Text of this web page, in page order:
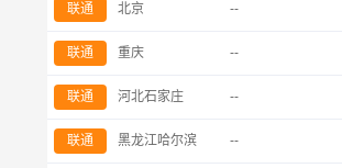
联通 北京 --
联通 重庆 --
联通 河北石家庄 --
联通 黑龙江哈尔滨 --